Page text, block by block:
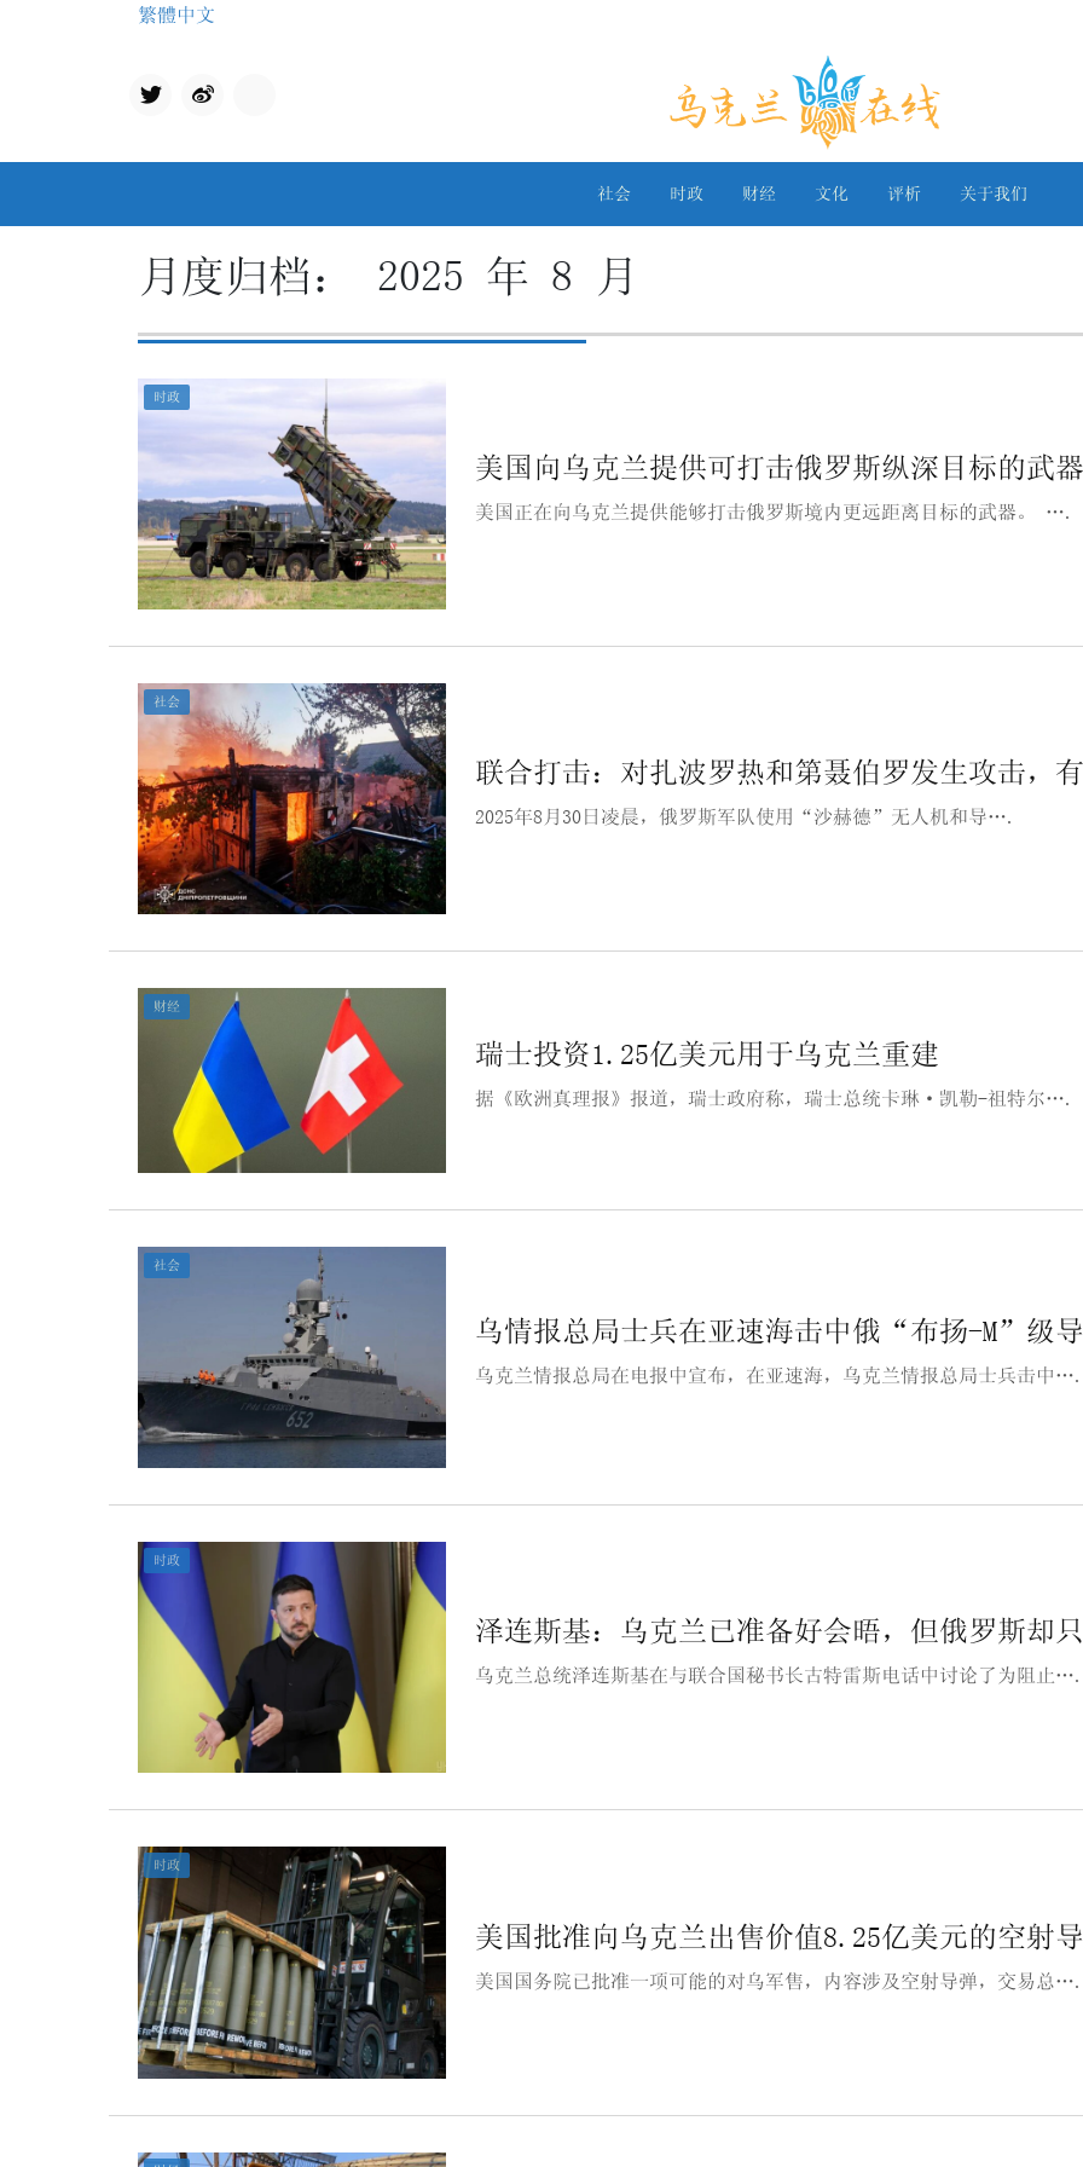
繁體中文
Twit
乌克兰在线
社会 时政 财经 文化 评析 关于我们
月度归档： 2025 年 8 月
时政
美国向乌克兰提供可打击俄罗斯纵深目标的武器
美国正在向乌克兰提供能够打击俄罗斯境内更远距离目标的武器。 ….
社会
联合打击：对扎波罗热和第聂伯罗发生攻击，
2025年8月30日凌晨，俄罗斯军队使用“沙赫德”无人机和导….
财经
瑞士投资1.25亿美元用于乌克兰重建
据《欧洲真理报》报道，瑞士政府称，瑞士总统卡琳·凯勒-祖特尔….
社会
乌情报总局士兵在亚速海击中俄“布扬-M”级
乌克兰情报总局在电报中宣布，在亚速海，乌克兰情报总局士兵击中….
时政
泽连斯基：乌克兰已准备好会晤，但俄罗斯却
乌克兰总统泽连斯基在与联合国秘书长古特雷斯电话中讨论了为阻止….
时政
美国批准向乌克兰出售价值8.25亿美元的空射
美国国务院已批准一项可能的对乌军售，内容涉及空射导弹，交易总….